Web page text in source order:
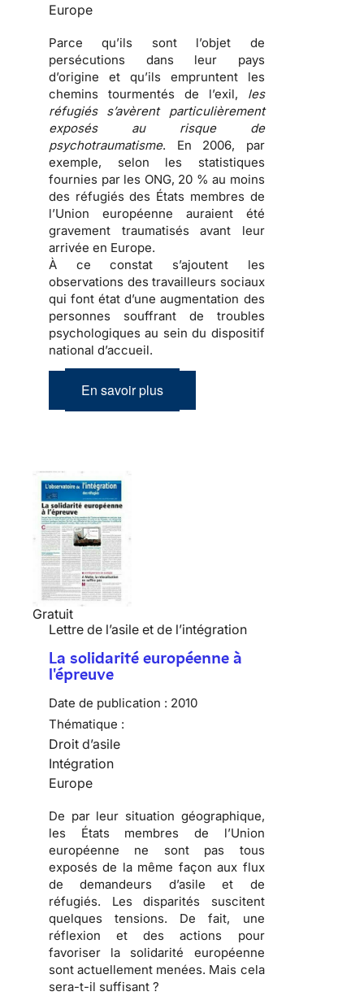
Europe
Parce qu’ils sont l’objet de
persécutions dans leur pays
d’origine et qu’ils empruntent les
chemins tourmentés de l’exil, les
réfugiés s’avèrent particulièrement
exposés au risque de
psychotraumatisme. En 2006, par
exemple, selon les statistiques
fournies par les ONG, 20 % au moins
des réfugiés des États membres de
l’Union européenne auraient été
gravement traumatisés avant leur
arrivée en Europe.
À ce constat s’ajoutent les
observations des travailleurs sociaux
qui font état d’uneaugmentation des
personnes souffrant de troubles
psychologiques au sein du dispositif
national d’accueil.
En savoir plus
Gratuit
Lettre de l’asile et de l’intégration
La solidarité européenne à
l'épreuve
Date de publication : 2010
Thématique :
Droit d’asile
Intégration
Europe
De par leur situation géographique,
les États membres de l’Union
européenne ne sont pas tous
exposés de la même façon aux flux
de demandeurs d’asile et de
réfugiés. Les disparités suscitent
quelques tensions. De fait, une
réflexion et des actions pour
favoriser la solidarité européenne
sont actuellement menées. Mais cela
sera-t-il suffisant ?